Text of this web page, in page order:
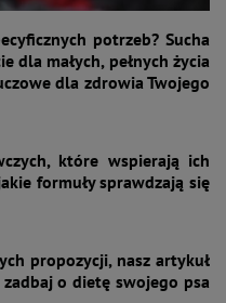
potrzeb? Sucha
dla małych, pełnych życia
dla zdrowia Twojego
które wspierają ich
formuły sprawdzają się
propozycji, nasz artykuł
o dietę swojego psa